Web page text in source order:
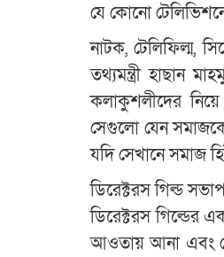
যে কোনো
নাটক, টেলিফিল্ম,
তথ্যমন্ত্রী হাছান
কলাকুশলীদের নিয়ে
সেগুলো যেন
যদি সেখানে সমাজ
ডিরেক্টরস গিল্ড
ডিরেক্টরস গিল্ডের
আওতায় আনা এবং